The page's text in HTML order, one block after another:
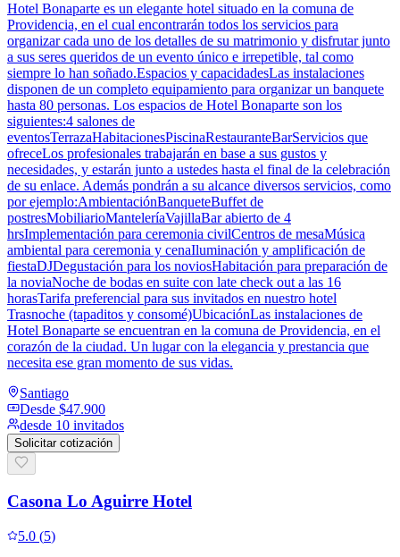
Hotel Bonaparte es un elegante hotel situado en la comuna de
Providencia, en el cual encontrarán todos los servicios para
organizar cada uno de los detalles de su matrimonio y disfrutar junto
a sus seres queridos de un evento único e irrepetible, tal como
siempre lo han soñado.Espacios y capacidadesLas instalaciones
disponen de un completo equipamiento para organizar un banquete
hasta 80 personas. Los espacios de Hotel Bonaparte son los
siguientes:4 salones de
eventosTerrazaHabitacionesPiscinaRestauranteBarServicios que
ofreceLos profesionales trabajarán en base a sus gustos y
necesidades, y estarán junto a ustedes hasta el final de la celebración
de su enlace. Además pondrán a su alcance diversos servicios, como
por ejemplo:AmbientaciónBanqueteBuffet de
postresMobiliarioManteleríaVajillaBar abierto de 4
hrsImplementación para ceremonia civilCentros de mesaMúsica
ambiental para ceremonia y cenaIluminación y amplificación de
fiestaDJDegustación para los noviosHabitación para preparación de
la noviaNoche de bodas en suite con late check out a las 16
horasTarifa preferencial para sus invitados en nuestro hotel
Trasnoche (tapaditos y consomé)UbicaciónLas instalaciones de
Hotel Bonaparte se encuentran en la comuna de Providencia, en el
corazón de la ciudad. Un lugar con la elegancia y prestancia que
necesita ese gran momento de sus vidas.
Santiago
Desde $47.900
desde 10 invitados
Solicitar cotización
Casona Lo Aguirre Hotel
5.0 (5)